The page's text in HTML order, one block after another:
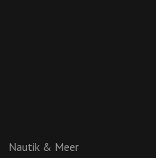
Nautik & Meer